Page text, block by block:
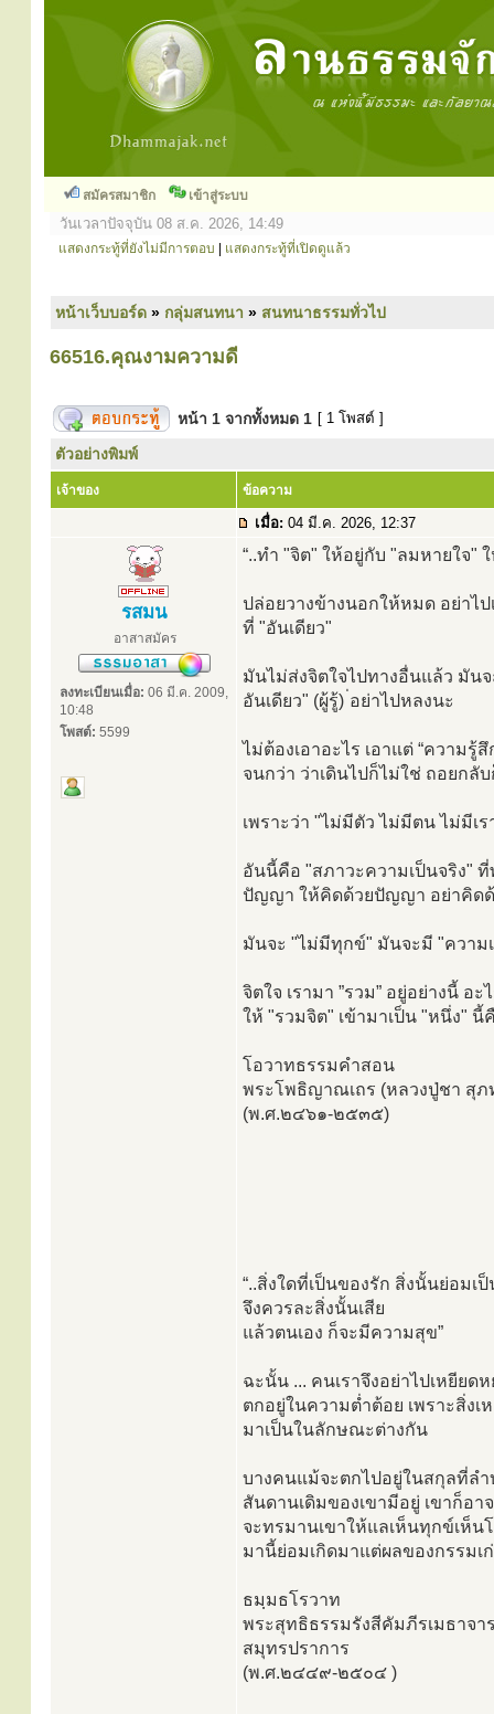
สมัครสมาชิก เข้าสู่ระบบ
วันเวลาปัจจุบัน 08 ส.ค. 2026, 14:49
แสดงกระทู้ที่ยังไม่มีการตอบ แสดงกระทู้ที่เปิดดูแล้ว
หน้าเว็บบอร์ด » กลุ่มสนทนา » สนทนาธรรมทั่วไป
66516.คุณงามความดี
หน้า 1 จากทั้งหมด 1 [ 1 โพสต์ ]
ตัวอย่างพิมพ์
เจ้าของ ข้อความ
เมื่อ: 04 มี.ค. 2026, 12:37
รสมน
อาสาสมัคร
ลงทะเบียนเมื่อ: 06 มี.ค. 2009,
10:48
โพสต์: 5599
“..ทำ "จิต" ให้อยู่กับ "ลมหายใจ"
ปล่อยวางข้างนอกให้หมด อย่าไ
ที่ "อันเดียว"
มันไม่ส่งจิตใจไปทางอื่นแล้ว มัน
อันเดียว" (ผู้รู้) ่อย่าไปหลงนะ
ไม่ต้องเอาอะไร เอาแต่ “ความ
จนกว่า ว่าเดินไปก็ไม่ใช่ ถอยกลั
เพราะว่า "ไม่มีตัว ไม่มีตน ไม่มีเ
อันนี้คือ "สภาวะความเป็นจริง"
ปัญญา ให้คิดด้วยปัญญา อย่าคิด
มันจะ "ไม่มีทุกข์" มันจะมี "ความ
จิตใจ เรามา ”รวม” อยู่อย่างนี้
ให้ "รวมจิต" เข้ามาเป็น "หนึ่ง" นี้
โอวาทธรรมคำสอน
พระโพธิญาณเถร (หลวงปู่ชา สุภ
(พ.ศ.๒๔๖๑-๒๕๓๕)
“..สิ่งใดที่เป็นของรัก สิ่งนั้นย่อมเ
จึงควรละสิ่งนั้นเสีย
แล้วตนเอง ก็จะมีความสุข”
ฉะนั้น ... คนเราจึงอย่าไปเหยีย
ตกอยู่ในความต่ำต้อย เพราะสิ่ง
มาเป็นในลักษณะต่างกัน
บางคนแม้จะตกไปอยู่ในสกุลที่ล
สันดานเดิมของเขามีอยู่ เขาก็อ
จะทรมานเขาให้แลเห็นทุกข์เห็น
มานี้ย่อมเกิดมาแต่ผลของกรรมเ
ธมฺมธโรวาท
พระสุทธิธรรมรังสีคัมภีรเมธาจา
สมุทรปราการ
(พ.ศ.๒๔๔๙-๒๕๐๔ )